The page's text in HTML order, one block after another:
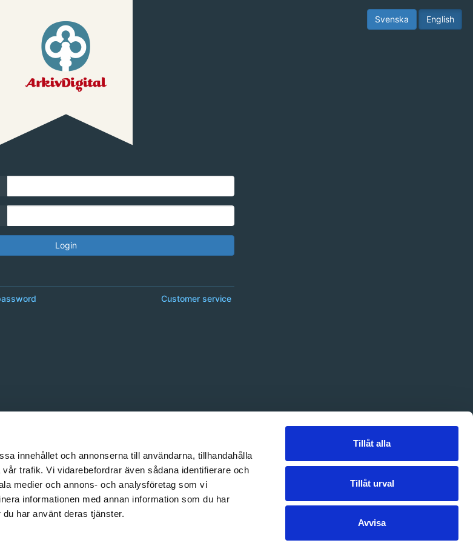
innehållet och annonserna till användarna, tillhandahålla
trafik. Vi vidarebefordrar även sådana identifierare och
medier och annons- och analysföretag som vi
informationen med annan information som du har
har använt deras tjänster.
Tillåt alla
Tillåt urval
Avvisa
English
Svenska
Login
Customer service